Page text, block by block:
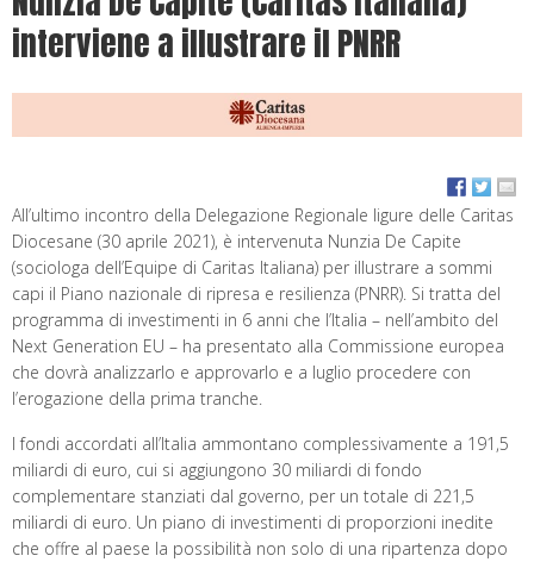
interviene a illustrare il PNRR
All’ultimo incontro della Delegazione Regionale ligure delle Caritas
Diocesane (30 aprile 2021), è intervenuta Nunzia De Capite
(sociologa dell’Equipe di Caritas Italiana) per illustrare a sommi
capi il Piano nazionale di ripresa e resilienza (PNRR). Si tratta del
programma di investimenti in 6 anni che l’Italia – nell’ambito del
Next Generation EU – ha presentato alla Commissione europea
che dovrà analizzarlo e approvarlo e a luglio procedere con
l’erogazione della prima tranche.
I fondi accordati all’Italia ammontano complessivamente a 191,5
miliardi di euro, cui si aggiungono 30 miliardi di fondo
complementare stanziati dal governo, per un totale di 221,5
miliardi di euro. Un piano di investimenti di proporzioni inedite
che offre al paese la possibilità non solo di una ripartenza dopo